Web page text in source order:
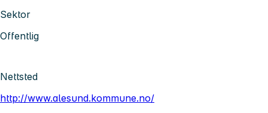
Sektor
Offentlig
Nettsted
http://www.alesund.kommune.no/